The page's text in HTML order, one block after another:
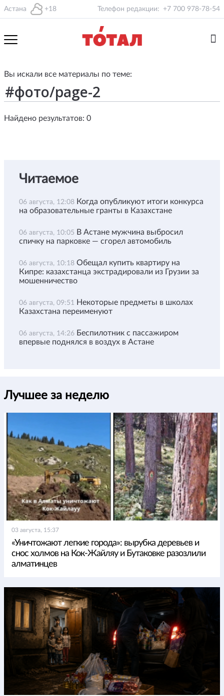
Астана +18 Телефон редакции: +7 700 978-78-54
Вы искали все материалы по теме:
Найдено результатов: 0
Читаемое
06 августа, 12:08 Когда опубликуют итоги конкурса
на образовательные гранты в Казахстане
06 августа, 10:05 В Астане мужчина выбросил
спичку на парковке — сгорел автомобиль
06 августа, 10:18 Обещал купить квартиру на
Кипре: казахстанца экстрадировали из Грузии за
мошенничество
06 августа, 09:51 Некоторые предметы в школах
Казахстана переименуют
06 августа, 14:26 Беспилотник с пассажиром
впервые поднялся в воздух в Астане
Лучшее за неделю
03 августа, 15:37
«Уничтожают легкие города»: вырубка деревьев и
снос холмов на Кок-Жайляу и Бутаковке разозлили
алматинцев